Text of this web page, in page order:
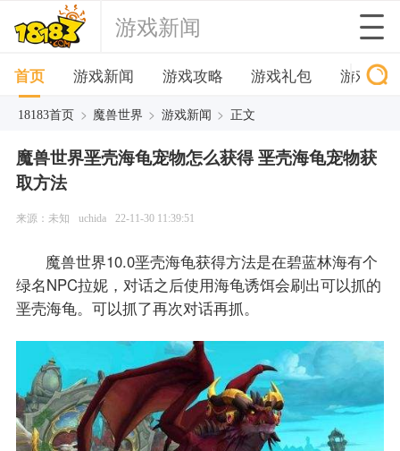
游戏新闻
首页 游戏新闻 游戏攻略 游戏礼包 游戏下
18183首页 > 魔兽世界 > 游戏新闻 > 正文
魔兽世界垩壳海龟宠物怎么获得 垩壳海龟宠物获
取方法
来源：未知 uchida 22-11-30 11:39:51
魔兽世界10.0垩壳海龟获得方法是在碧蓝林海有个
绿名NPC拉妮，对话之后使用海龟诱饵会刷出可以抓的
垩壳海龟。可以抓了再次对话再抓。